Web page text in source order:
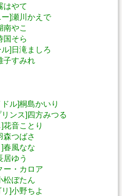
はやて
]瀬川かえで
南やこ
国そら
]日滝ましろ
子すみれ
ル]桐島かいり
ンス]四方みつる
花音ことり
森つばさ
春風なな
居ゆう
ー・カロア
松ぼたん
]小野ちよ